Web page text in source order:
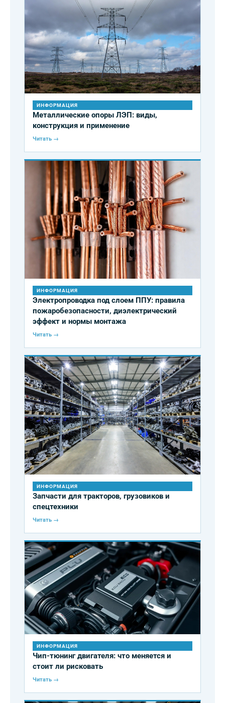
ИНФОРМАЦИЯ
Металлические опоры ЛЭП: виды,
конструкция и применение
Читать →
ИНФОРМАЦИЯ
Электропроводка под слоем ППУ: правила
пожаробезопасности, диэлектрический
эффект и нормы монтажа
Читать →
ИНФОРМАЦИЯ
Запчасти для тракторов, грузовиков и
спецтехники
Читать →
ИНФОРМАЦИЯ
Чип-тюнинг двигателя: что меняется и
стоит ли рисковать
Читать →